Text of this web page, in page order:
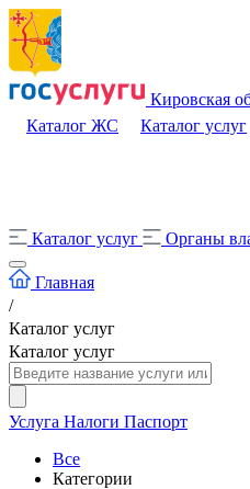
Кировская
Каталог ЖС
Каталог услуг
Каталог услуг Органы
Главная
/
Каталог услуг
Каталог услуг
Услуга Налоги Паспорт
Все
Категории